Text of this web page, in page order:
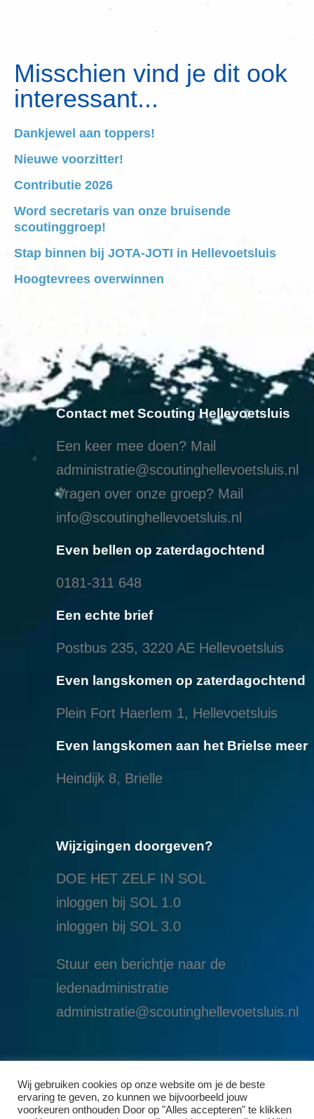
Misschien vind je dit ook
interessant...
Dankjewel aan toppers!
Nieuwe voorzitter!
Contributie 2026
Word secretaris van onze bruisende
scoutinggroep!
Stap binnen bij JOTA-JOTI in Hellevoetsluis
Hoogtevrees overwinnen
Contact met Scouting Hellevoetsluis
Een keer mee doen? Mail
administratie@scoutinghellevoetsluis.nl
Vragen over onze groep? Mail
info@scoutinghellevoetsluis.nl
Even bellen op zaterdagochtend
0181-311 648
Een echte brief
Postbus 235, 3220 AE Hellevoetsluis
Even langskomen op zaterdagochtend
Plein Fort Haerlem 1, Hellevoetsluis
Even langskomen aan het Brielse meer
Heindijk 8, Brielle
Wijzigingen doorgeven?
DOE HET ZELF IN SOL
inloggen bij SOL 1.0
inloggen bij SOL 3.0
Stuur een berichtje naar de
ledenadministratie
administratie@scoutinghellevoetsluis.nl
Wij gebruiken cookies op onze website om je de beste
ervaring te geven, zo kunnen we bijvoorbeeld jouw
voorkeuren onthouden Door op "Alles accepteren" te klikken